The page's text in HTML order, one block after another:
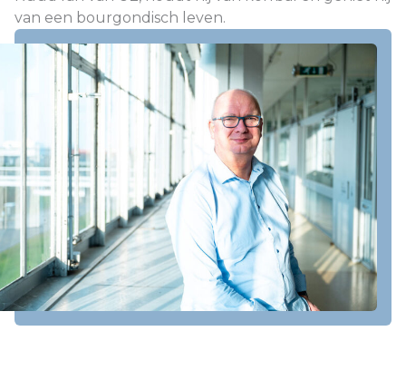
van een bourgondisch leven.